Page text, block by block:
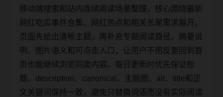
移动端搜索和站内连续阅读场景整理，核心围绕最新
网红吃瓜事件合集、网红热点和相关长尾需求展开。
页面先给出清晰主题，再补充专题阅读路径、摘要说
明、图片语义和可点击入口，让用户不用反复回到首
页也能继续浏览同类内容。每日更新时优先保证标
题、description、canonical、主题图、alt、title和正
文关键词保持一致，避免只替换词语而没有实际阅读